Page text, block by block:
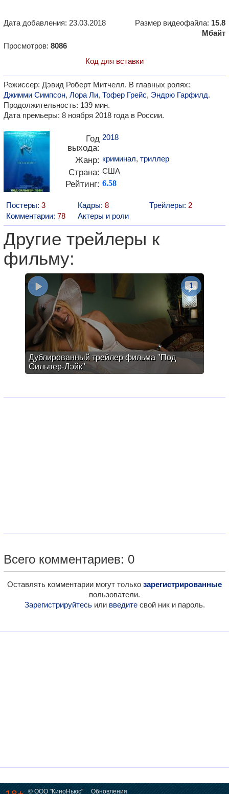
Дата добавления: 23.03.2018 Размер видеофайла: 15.8
Мбайт
Просмотров: 8086
Код для вставки
Режиссер: Дэвид Роберт Митчелл. В главных ролях:
Джимми Симпсон, Лора Ли, Тофер Грейс, Эндрю Гарфилд.
Продолжительность: 139 мин.
Дата премьеры: 8 ноября 2018 года в России.
Год
выхода:
2018
Жанр: криминал, триллер
Страна: США
Рейтинг: 6.58
Постеры: 3 Кадры: 8 Трейлеры: 2
Комментарии: 78 Актеры и роли
Другие трейлеры к
фильму:
Дублированный трейлер фильма "Под
Сильвер-Лэйк"
1
Всего комментариев: 0
Оставлять комментарии могут только зарегистрированные
пользователи.
Зарегистрируйтесьили введитесвой ник и пароль.
© ООО "КиноНьюс" Обновления